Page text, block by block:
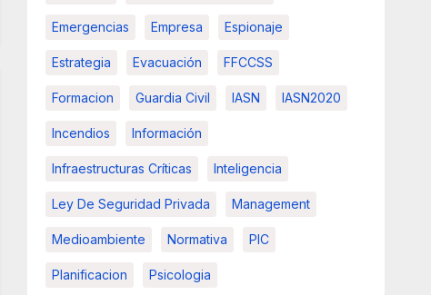
Emergencias Empresa Espionaje
Estrategia Evacuación FFCCSS
Formacion Guardia Civil IASN IASN2020
Incendios Información
Infraestructuras Críticas Inteligencia
Ley De Seguridad Privada Management
Medioambiente Normativa PIC
Planificacion Psicologia